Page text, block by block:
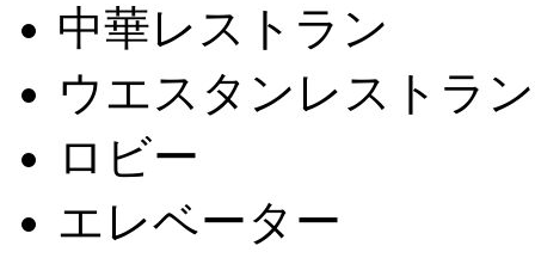
中華レストラン
ウエスタンレストラン
ロビー
エレベーター